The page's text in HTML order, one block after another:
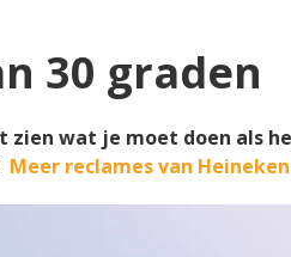
30 graden
wat je moet doen als
Meer reclames van